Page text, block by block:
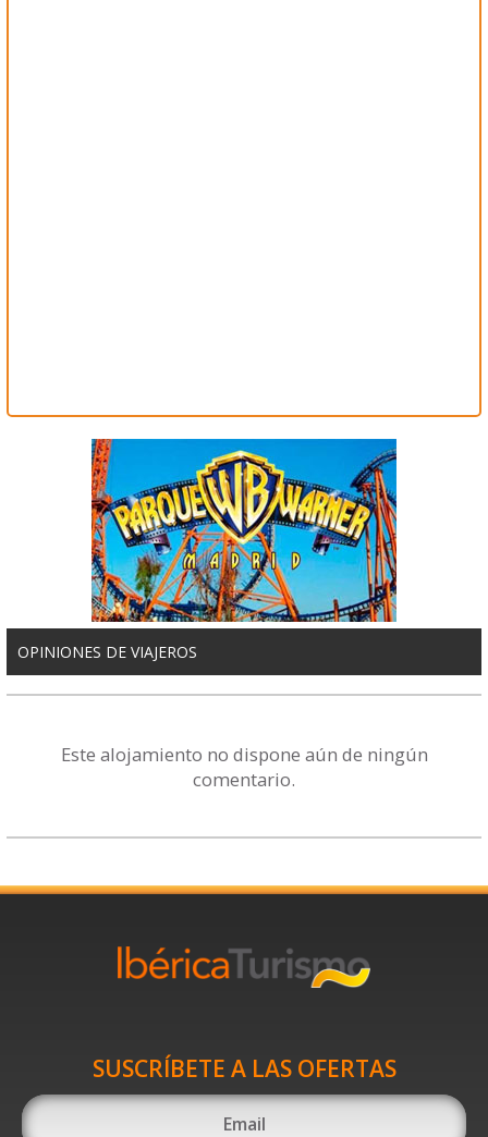
OPINIONES DE VIAJEROS
Este alojamiento no dispone aún de ningún
comentario.
SUSCRÍBETE A LAS OFERTAS